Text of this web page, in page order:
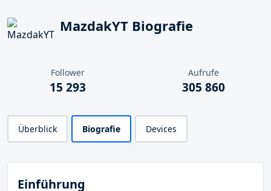
MazdakYT Biografie
Follower
15 293
Aufrufe
305 860
Überblick Biografie Devices
Einführung